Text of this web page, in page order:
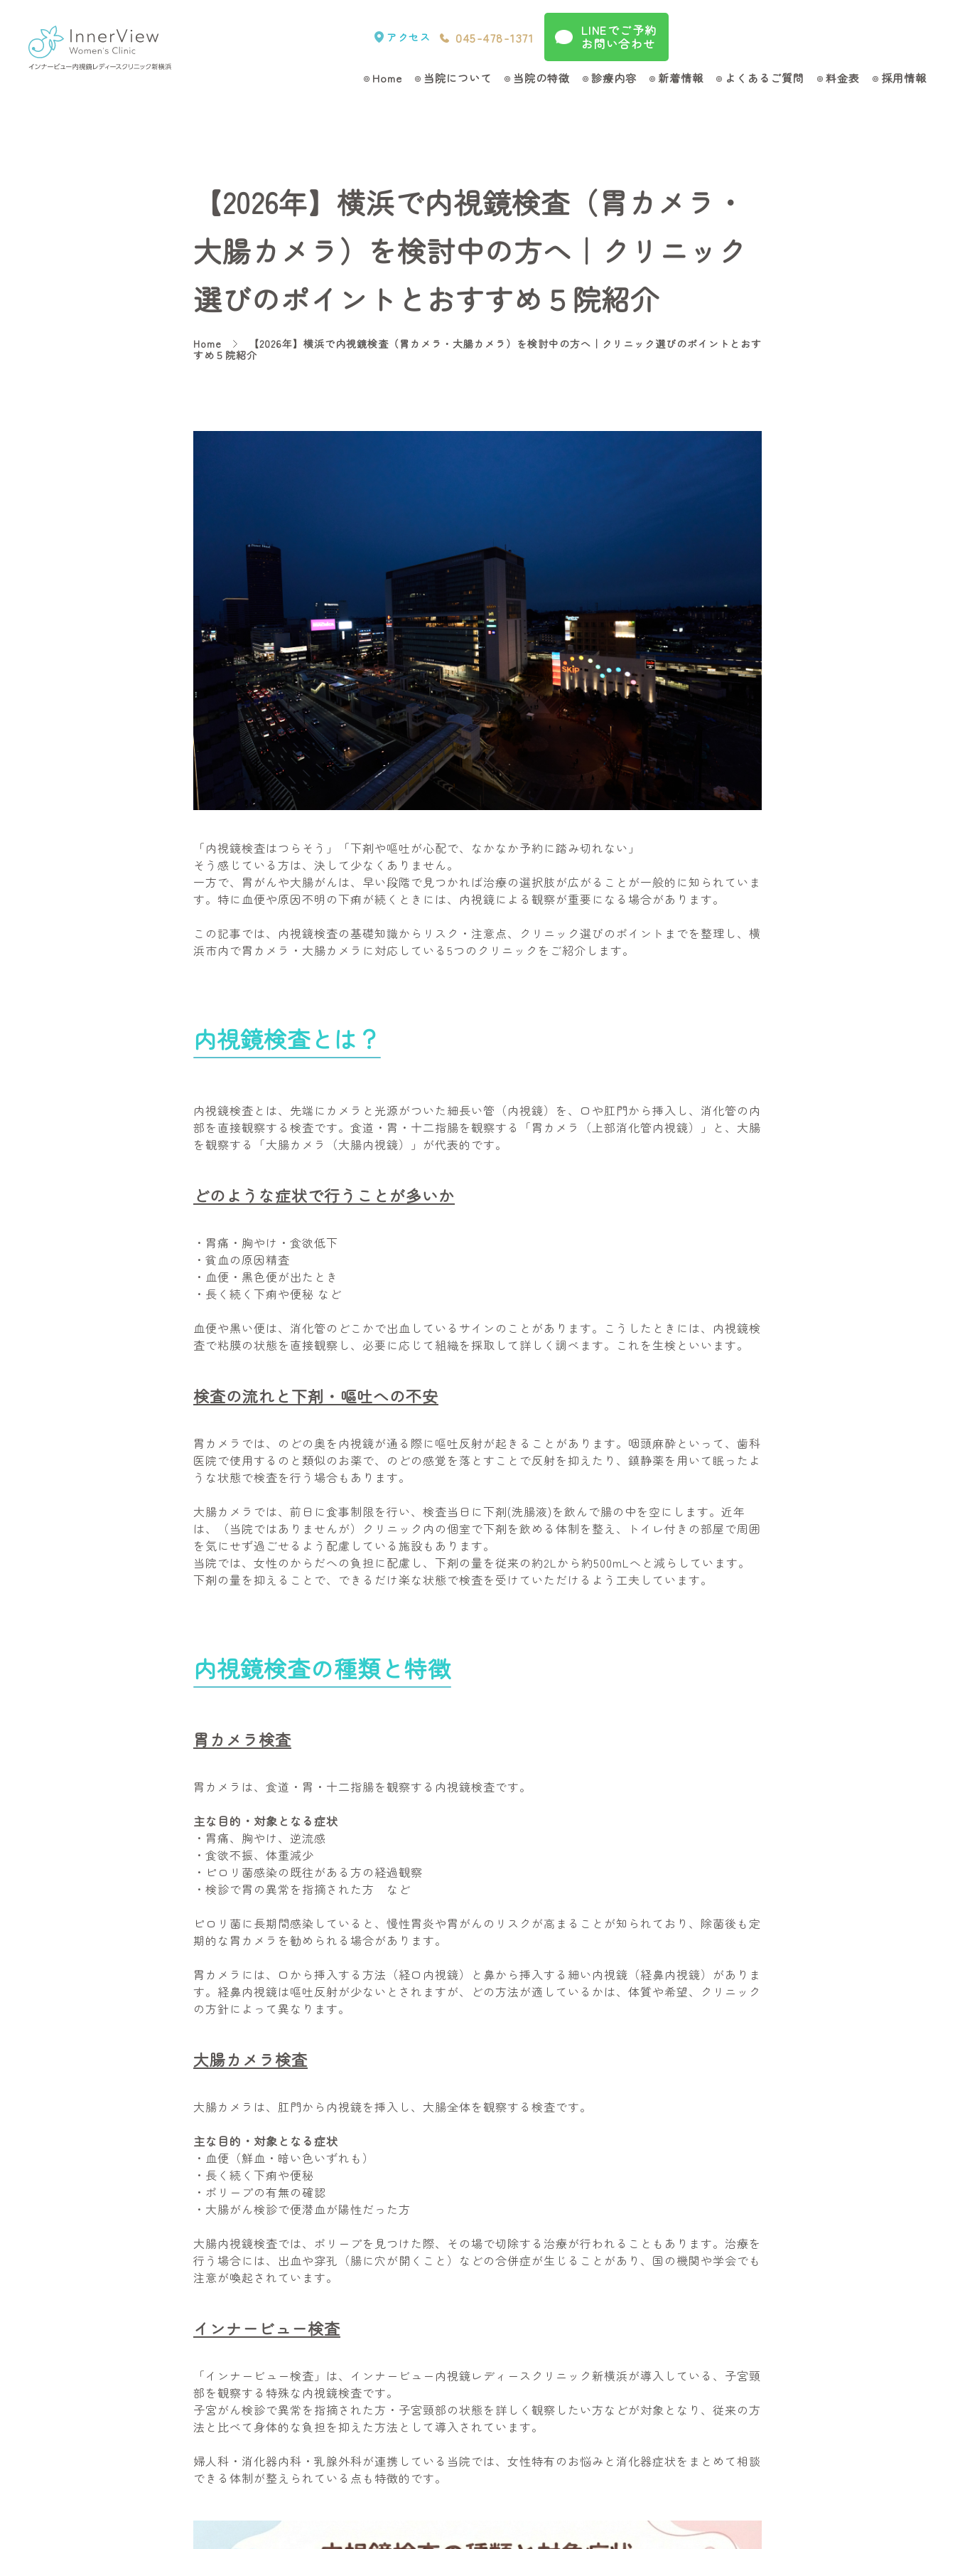
アクセス 045-478-1371 LINEでご予約
お問い合わせ
Home 当院について 当院の特徴 診療内容 新着情報 よくあるご質問 料金表 採用情報
【2026年】横浜で内視鏡検査（胃カメラ・
大腸カメラ）を検討中の方へ｜クリニック
選びのポイントとおすすめ５院紹介
Home
【2026年】横浜で内視鏡検査（胃カメラ・大腸カメラ）を検討中の方へ｜クリニック選びのポイントとおす
すめ５院紹介
「内視鏡検査はつらそう」「下剤や嘔吐が心配で、なかなか予約に踏み切れない」
そう感じている方は、決して少なくありません。
一方で、胃がんや大腸がんは、早い段階で見つかれば治療の選択肢が広がることが一般的に知られていま
す。特に血便や原因不明の下痢が続くときには、内視鏡による観察が重要になる場合があります。
この記事では、内視鏡検査の基礎知識からリスク・注意点、クリニック選びのポイントまでを整理し、横
浜市内で胃カメラ・大腸カメラに対応している5つのクリニックをご紹介します。
内視鏡検査とは？
内視鏡検査とは、先端にカメラと光源がついた細長い管（内視鏡）を、口や肛門から挿入し、消化管の内
部を直接観察する検査です。食道・胃・十二指腸を観察する「胃カメラ（上部消化管内視鏡）」と、大腸
を観察する「大腸カメラ（大腸内視鏡）」が代表的です。
どのような症状で行うことが多いか
・胃痛・胸やけ・食欲低下
・貧血の原因精査
・血便・黒色便が出たとき
・長く続く下痢や便秘 など
血便や黒い便は、消化管のどこかで出血しているサインのことがあります。こうしたときには、内視鏡検
査で粘膜の状態を直接観察し、必要に応じて組織を採取して詳しく調べます。これを生検といいます。
検査の流れと下剤・嘔吐への不安
胃カメラでは、のどの奥を内視鏡が通る際に嘔吐反射が起きることがあります。咽頭麻酔といって、歯科
医院で使用するのと類似のお薬で、のどの感覚を落とす ことで反射を抑えたり、鎮静薬を用いて眠ったよ
うな状態で検査を行う場合もあります。
大腸カメラでは、前日に食事制限を行い、検査当日に下剤(洗腸液)を飲んで腸の中を空にします。近年
は、（当院ではありませんが）クリニック内の個室で下剤を飲める体制を整え、トイレ付きの部屋で周囲
を気にせず過ごせるよう配慮している施設もあります。
当院では、女性のからだへの負担に配慮し、下剤の量を従来の約2Lから約500mLへと減らしています。
下剤の量を抑えることで、できるだけ楽な状態で検査を受けていただけるよう工夫しています。
内視鏡検査の種類と特徴
胃カメラ検査
胃カメラは、食道・胃・十二指腸を観察する内視鏡検査です。
主な目的・対象となる症状
・胃痛、胸やけ、逆流感
・食欲不振、体重減少
・ピロリ菌感染の既往がある方の経過観察
・検診で胃の異常を指摘された方 など
ピロリ菌に長期間感染していると、慢性胃炎や胃がんのリスクが高まることが知られており、除菌後も定
期的な胃カメラを勧められる場合があります。
胃カメラには、口から挿入する方法（経口内視鏡）と鼻から挿入する細い内視鏡（経鼻内視鏡）がありま
す。経鼻内視鏡は嘔吐反射が少ないとされますが、どの方法が適しているかは、体質や希望、クリニック
の方針によって異なります。
大腸カメラ検査
大腸カメラは、肛門から内視鏡を挿入し、大腸全体を観察する検査です。
主な目的・対象となる症状
・血便（鮮血・暗い色いずれも）
・長く続く下痢や便秘
・ポリープの有無の確認
・大腸がん検診で便潜血が陽性だった方
大腸内視鏡検査では、ポリープを見つけた際、その場で切除する治療が行われることもあります。治療を
行う場合には、出血や穿孔（腸に穴が開くこと）などの合併症が生じることがあり、国の機関や学会でも
注意が喚起されています。
インナービュー検査
「インナービュー検査」は、インナービュー内視鏡レディースクリニック新横浜が導入している、子宮頸
部を観察する特殊な内視鏡検査です。
子宮がん検診で異常を指摘された方・子宮頸部の状態を詳しく観察したい方などが対象となり、従来の方
法と比べて身体的な負担を抑えた方法として導入されています。
婦人科・消化器内科・乳腺外科が連携している当院では、女性特有のお悩みと消化器症状をまとめて相談
できる体制が整えられている点も特徴的です。